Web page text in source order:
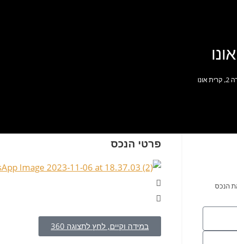
פרטי הנכס
במידה וקיים, לחץ לתצוגה 360
הנכס